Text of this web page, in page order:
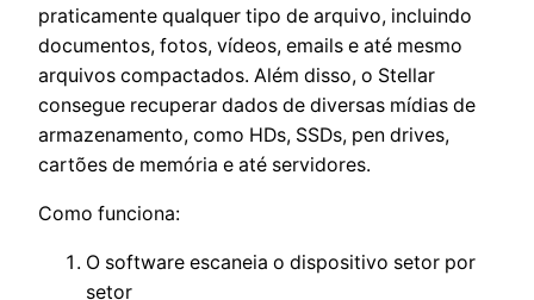
praticamente qualquer tipo de arquivo, incluindo
documentos, fotos, vídeos, emails e até mesmo
arquivos compactados. Além disso, o Stellar
consegue recuperar dados de diversas mídias de
armazenamento, como HDs, SSDs, pen drives,
cartões de memória e até servidores.
Como funciona:
O software escaneia o dispositivo setor por
setor